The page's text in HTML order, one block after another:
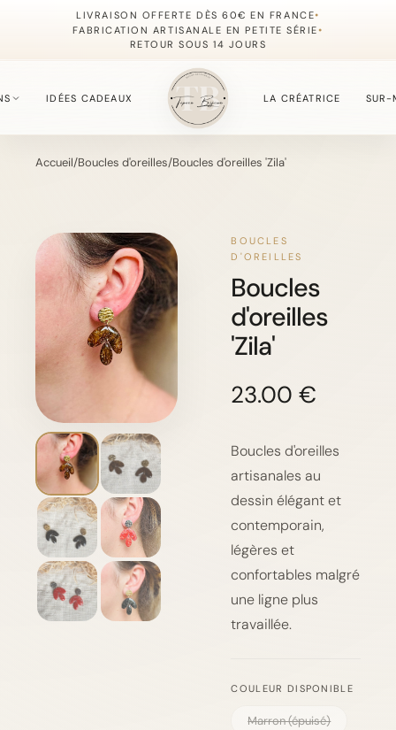
LIVRAISON OFFERTE DÈS 60€ EN FRANCE•
FABRICATION ARTISANALE EN PETITE SÉRIE•
RETOUR SOUS 14 JOURS
simples à offrir.
et lumineuse.
IDÉES CADEAUX LA CRÉATRICE SUR-
Accueil/Boucles d'oreilles/Boucles d'oreilles 'Zila'
BOUCLES
D'OREILLES
Boucles
d'oreilles
'Zila'
23.00 €
Boucles d'oreilles
artisanales au
dessin élégant et
contemporain,
légères et
confortables malgré
une ligne plus
travaillée.
COULEUR DISPONIBLE
Marron (épuisé)